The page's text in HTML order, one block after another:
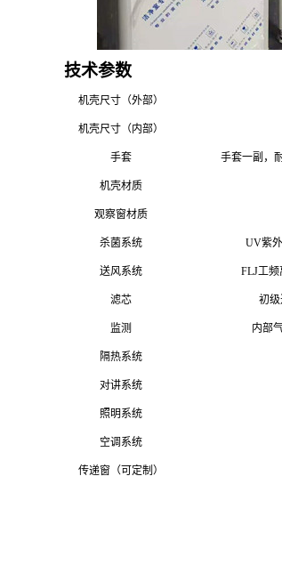
技术参数
机壳尺寸（外部）
机壳尺寸（内部）
手套 手套一副，
机壳材质
观察窗材质
杀菌系统 UV紫
送风系统 FLJ工
滤芯 初
监测 内部
隔热系统
对讲系统
照明系统
空调系统
传递窗（可定制）